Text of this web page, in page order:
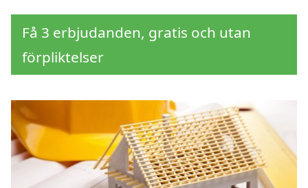
Få 3 erbjudanden, gratis och utan
förpliktelser